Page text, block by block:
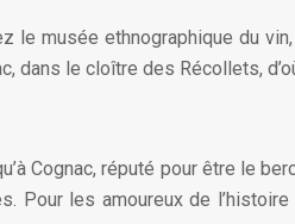
le musée ethnographique du
le cloître des Récollets,
Cognac, réputé pour être le
Pour les amoureux de